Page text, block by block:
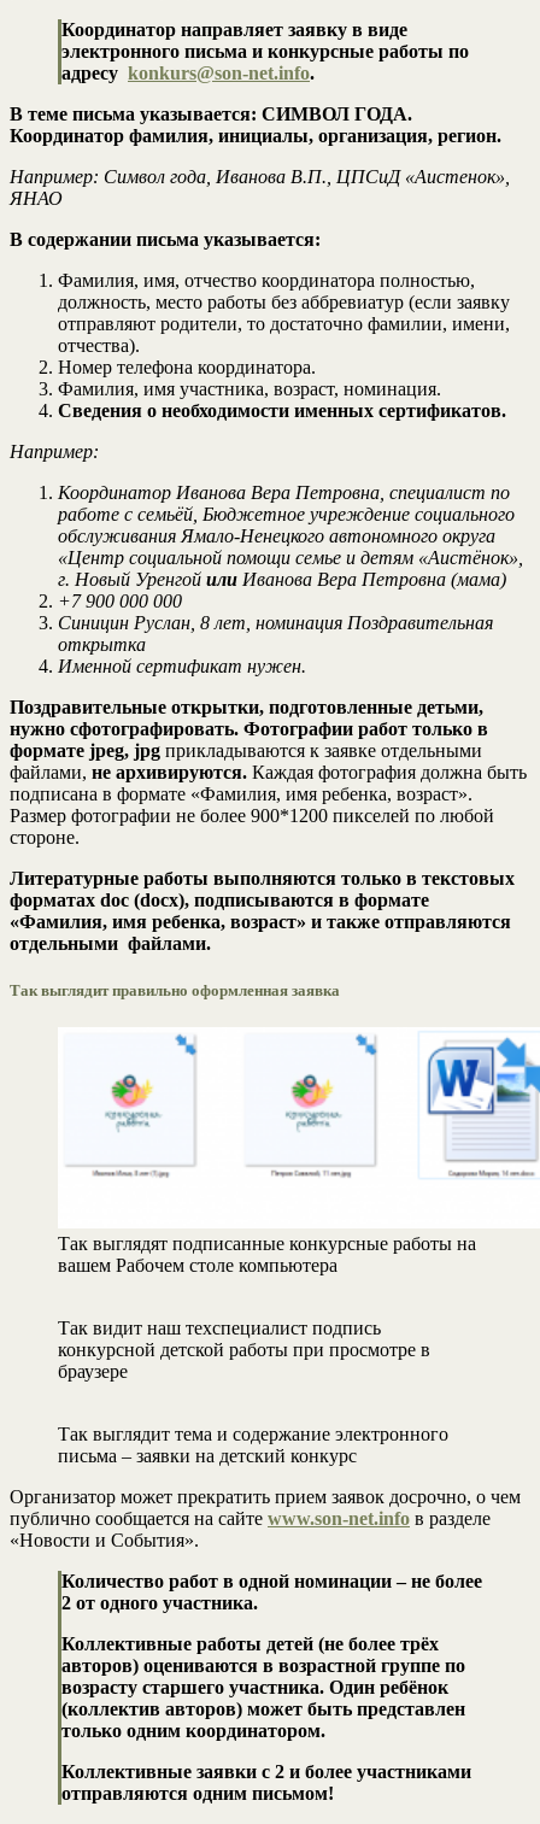
Координатор направляет заявку в виде
электронного письма и конкурсные работы по
адресу konkurs@son-net.info.
В теме письма указывается: СИМВОЛ ГОДА.
Координатор фамилия, инициалы, организация, регион.
Например: Символ года, Иванова В.П., ЦПСиД «Аистенок»,
ЯНАО
В содержании письма указывается:
Фамилия, имя, отчество координатора полностью,
должность, место работы без аббревиатур (если заявку
отправляют родители, то достаточно фамилии, имени,
отчества).
Номер телефона координатора.
Фамилия, имя участника, возраст, номинация.
Сведения о необходимости именных сертификатов.
Например:
Координатор Иванова Вера Петровна, специалист по
работе с семьёй, Бюджетное учреждение социального
обслуживания Ямало-Ненецкого автономного округа
«Центр социальной помощи семье и детям «Аистёнок»,
г. Новый Уренгой или Иванова Вера Петровна (мама)
+7 900 000 000
Синицин Руслан, 8 лет, номинация Поздравительная
открытка
Именной сертификат нужен.
Поздравительные открытки, подготовленные детьми,
нужно сфотографировать. Фотографии работ только в
формате jpeg, jpg прикладываются к заявке отдельными
файлами, не архивируются. Каждая фотография должна быть
подписана в формате «Фамилия, имя ребенка, возраст».
Размер фотографии не более 900*1200 пикселей по любой
стороне.
Литературные работы выполняются только в текстовых
форматах doc (docx), подписываются в формате
«Фамилия, имя ребенка, возраст» и также отправляются
отдельными файлами.
Так выглядит правильно оформленная заявка
Так выглядят подписанные конкурсные работы на
вашем Рабочем столе компьютера
Так видит наш техспециалист подпись
конкурсной детской работы при просмотре в
браузере
Так выглядит тема и содержание электронного
письма – заявки на детский конкурс
Организатор может прекратить прием заявок досрочно, о чем
публично сообщается на сайте www.son-net.info в разделе
«Новости и События».
Количество работ в одной номинации – не более
2 от одного участника.
Коллективные работы детей (не более трёх
авторов) оцениваются в возрастной группе по
возрасту старшего участника. Один ребёнок
(коллектив авторов) может быть представлен
только одним координатором.
Коллективные заявки с 2 и более участниками
отправляются одним письмом!